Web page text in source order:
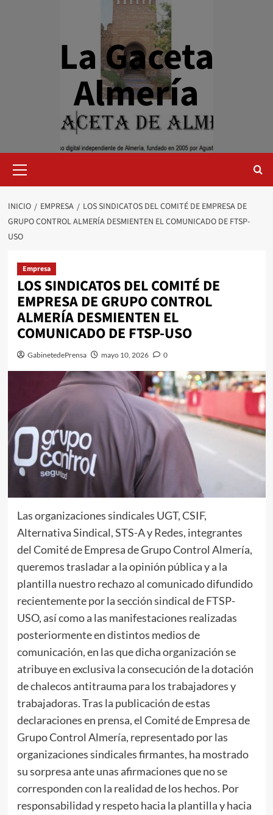
La Gaceta
Almería
primario
INICIO EMPRESA
LOS SINDICATOS DEL COMITÉ DE EMPRESA DE
GRUPO CONTROL ALMERÍA DESMIENTEN EL COMUNICADO DE FTSP-
USO
Empresa
LOS SINDICATOS DEL COMITÉ DE
EMPRESA DE GRUPO CONTROL
ALMERÍA DESMIENTEN EL
COMUNICADO DE FTSP-USO
GabinetedePrensa mayo 10, 2026 0
Las organizaciones sindicales UGT, CSIF,
Alternativa Sindical, STS-A y Redes, integrantes
del Comité de Empresa de Grupo Control Almería,
queremos trasladar a la opinión pública y a la
plantilla nuestro rechazo al comunicado difundido
recientemente por la sección sindical de FTSP-
USO, así como a las manifestaciones realizadas
posteriormente en distintos medios de
comunicación, en las que dicha organización se
atribuye en exclusiva la consecución de la dotación
de chalecos antitrauma para los trabajadores y
trabajadoras. Tras la publicación de estas
declaraciones en prensa, el Comité de Empresa de
Grupo Control Almería, representado por las
organizaciones sindicales firmantes, ha mostrado
su sorpresa ante unas afirmaciones que no se
corresponden con la realidad de los hechos. Por
responsabilidad y respeto hacia la plantilla y hacia